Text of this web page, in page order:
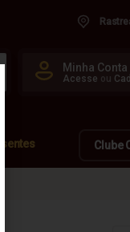
Minha Conta
Acesse ou
Clube